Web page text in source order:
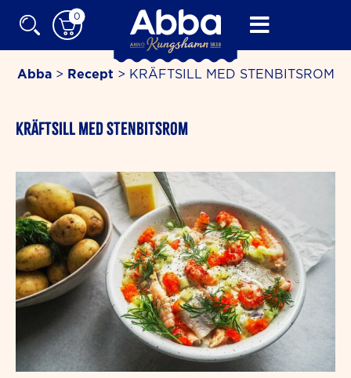
0
Abba > Recept > KRÄFTSILL MED STENBITSROM
KRÄFTSILL MED STENBITSROM